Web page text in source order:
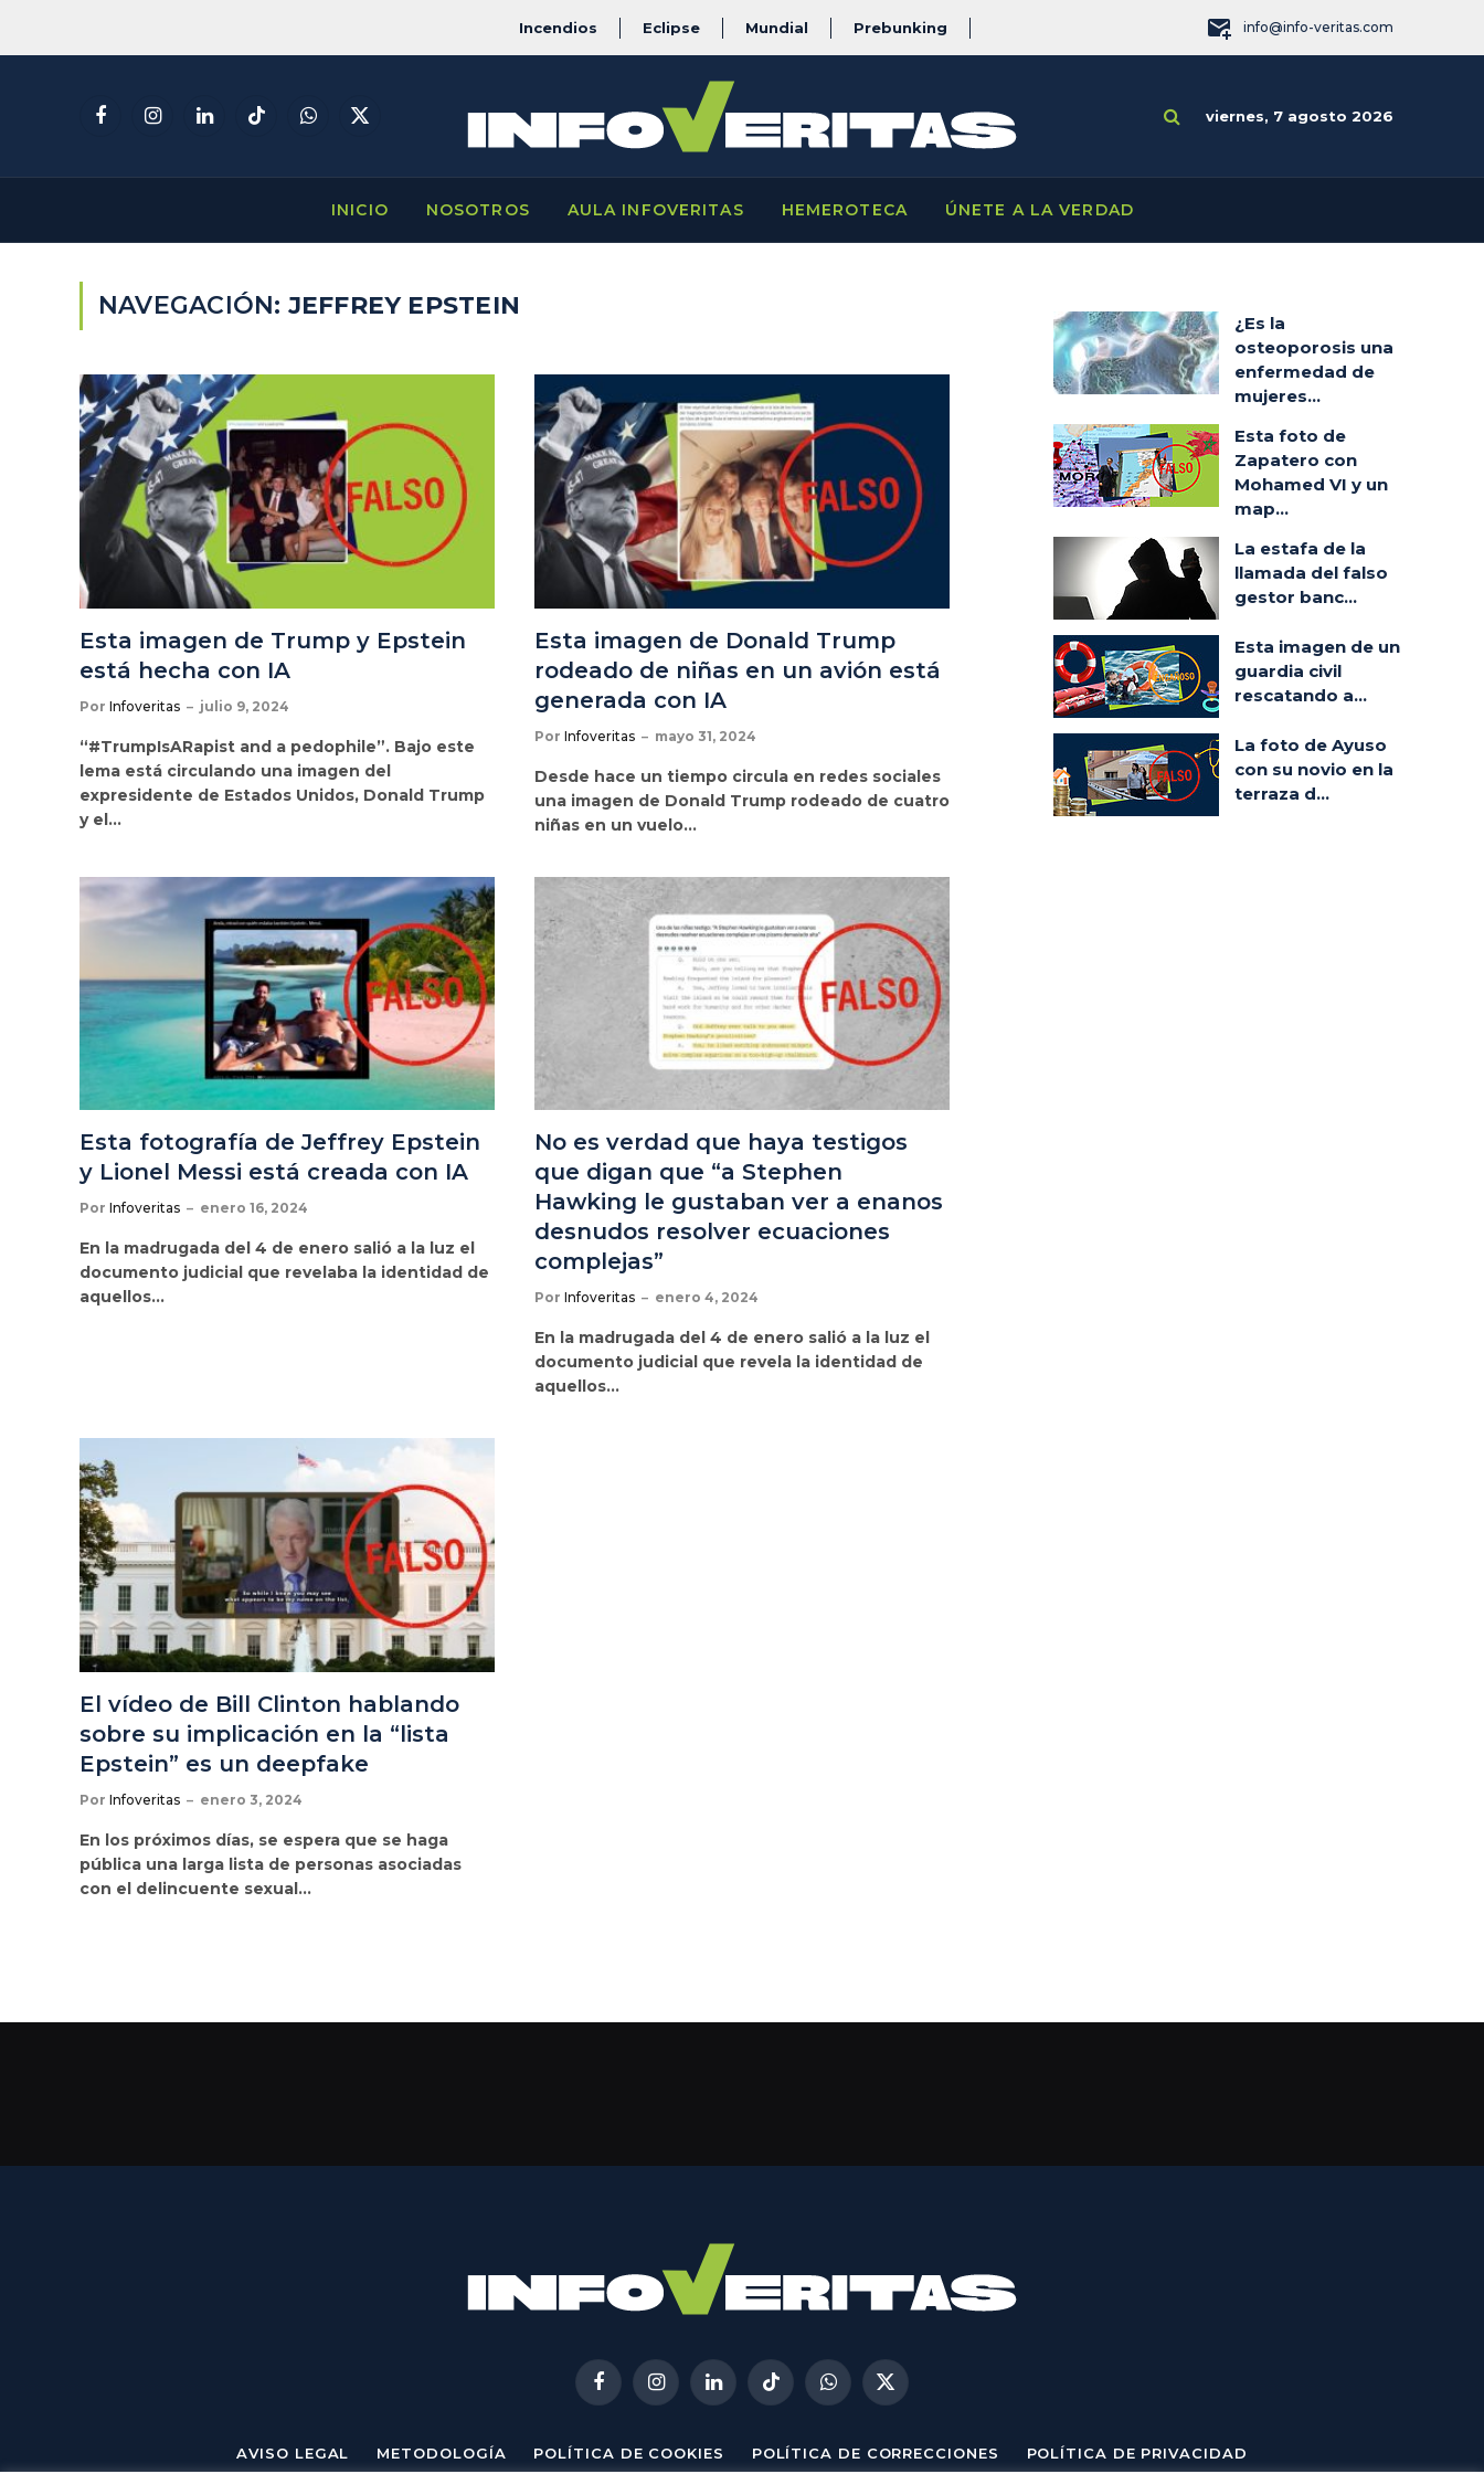
Incendios Eclipse Mundial Prebunking info@info-veritas.com
FacebookInstagramLinkedInTikTokWhatsApp
X
viernes, 7 agosto 2026
INICIO NOSOTROS AULA INFOVERITAS HEMEROTECA ÚNETE A LA VERDAD
NAVEGACIÓN: JEFFREY EPSTEIN
Esta imagen de Trump y Epstein
está hecha con IA
Por Infoveritas julio 9, 2024
“#TrumpIsARapist and a pedophile”. Bajo este
lema está circulando una imagen del
expresidente de Estados Unidos, Donald Trump
y el…
Esta imagen de Donald Trump
rodeado de niñas en un avión está
generada con IA
Por Infoveritas mayo 31, 2024
Desde hace un tiempo circula en redes sociales
una imagen de Donald Trump rodeado de cuatro
niñas en un vuelo…
Esta fotografía de Jeffrey Epstein
y Lionel Messi está creada con IA
Por Infoveritas enero 16, 2024
En la madrugada del 4 de enero salió a la luz el
documento judicial que revelaba la identidad de
aquellos…
No es verdad que haya testigos
que digan que “a Stephen
Hawking le gustaban ver a enanos
desnudos resolver ecuaciones
complejas”
Por Infoveritas enero 4, 2024
En la madrugada del 4 de enero salió a la luz el
documento judicial que revela la identidad de
aquellos…
El vídeo de Bill Clinton hablando
sobre su implicación en la “lista
Epstein” es un deepfake
Por Infoveritas enero 3, 2024
En los próximos días, se espera que se haga
pública una larga lista de personas asociadas
con el delincuente sexual…
¿Es la
osteoporosis una
enfermedad de
mujeres...
Esta foto de
Zapatero con
Mohamed VI y un
map...
La estafa de la
llamada del falso
gestor banc...
Esta imagen de un
guardia civil
rescatando a...
La foto de Ayuso
con su novio en la
terraza d...
FacebookInstagramLinkedInTikTokWhatsApp
X
(Twitter)
AVISO LEGAL METODOLOGÍA POLÍTICA DE COOKIES POLÍTICA DE CORRECCIONES POLÍTICA DE PRIVACIDAD